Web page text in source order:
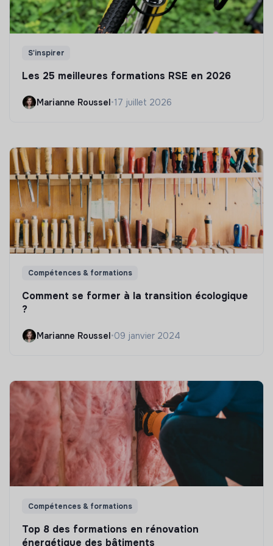
S'inspirer
Les 25 meilleures formations RSE en 2026
Marianne Roussel•17 juillet 2026
Compétences & formations
Comment se former à la transition écologique
?
Marianne Roussel•09 janvier 2024
Compétences & formations
Top 8 des formations en rénovation
énergétique des bâtiments